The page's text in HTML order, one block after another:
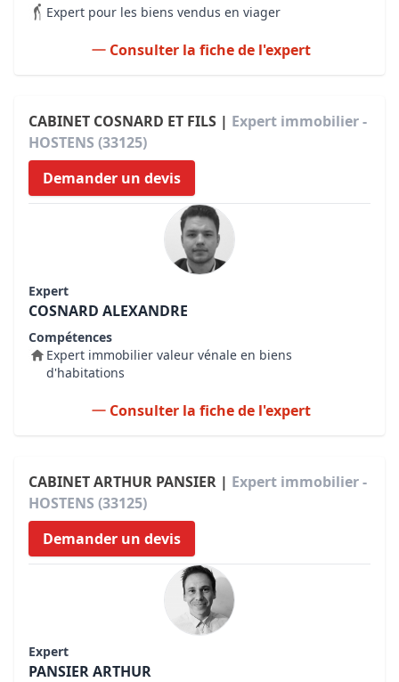
Expert pour les biens vendus en viager
Consulter la fiche de l'expert
CABINET COSNARD ET FILS | Expert immobilier -
HOSTENS (33125)
Demander un devis
Expert
COSNARD ALEXANDRE
Compétences
Expert immobilier valeur vénale en biens
d'habitations
Consulter la fiche de l'expert
CABINET ARTHUR PANSIER | Expert immobilier -
HOSTENS (33125)
Demander un devis
Expert
PANSIER ARTHUR